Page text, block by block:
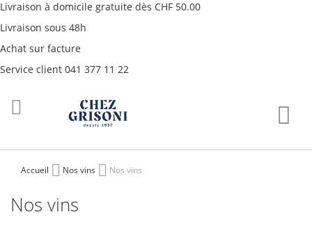
Livraison à domicile gratuite dès CHF 50.00
Livraison sous 48h
Achat sur facture
Service client 041 377 11 22
Accueil Nos vins Nos vins
Nos vins